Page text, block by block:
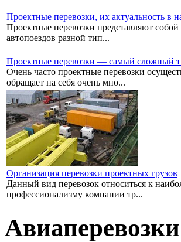
Проектные перевозки, их актуальность в
Проектные перевозки представляют
автопоездов разной тип...
Проектные перевозки — самый сложный
Очень часто проектные перевозки
обращает на себя очень мно...
Организация перевозки проектных грузов
Данный вид перевозок относиться к
профессионализму компании тр...
Авиаперевозки